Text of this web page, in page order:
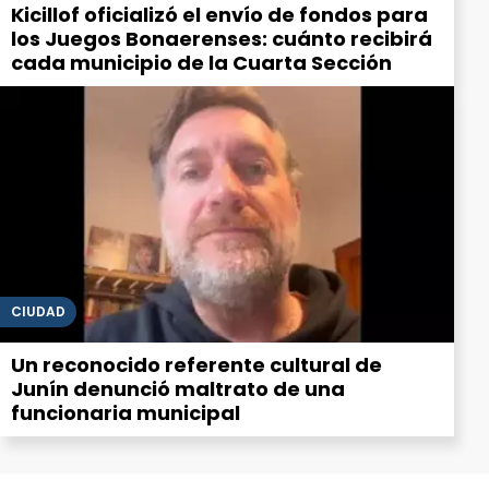
Kicillof oficializó el envío de fondos para
los Juegos Bonaerenses: cuánto recibirá
cada municipio de la Cuarta Sección
CIUDAD
Un reconocido referente cultural de
Junín denunció maltrato de una
funcionaria municipal